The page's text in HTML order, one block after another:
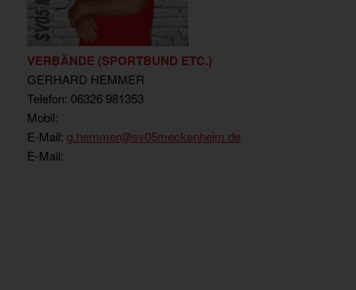
VERBÄNDE (SPORTBUND ETC.)
GERHARD HEMMER
Telefon: 06326 981353
Mobil:
E-Mail: g.hemmer@sv05meckenheim.de
E-Mail: